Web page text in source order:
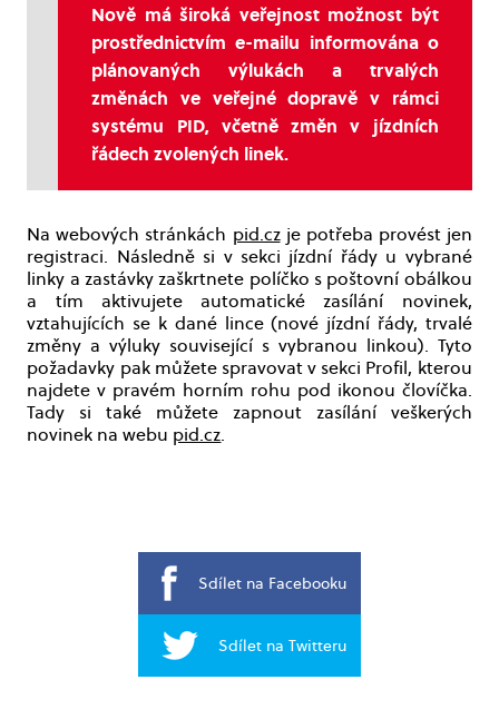
Nově má široká veřejnost možnost být
prostřednictvím e-mailu informována o
plánovaných výlukách a trvalých
změnách ve veřejné dopravě v rámci
systému PID, včetně změn v jízdních
řádech zvolených linek.
Na webových stránkách pid.czje potřeba provést jen
registraci. Následně si v sekci jízdní řády u vybrané
linky a zastávky zaškrtnete políčko s poštovní obálkou
a tím aktivujete automatické zasílání novinek,
vztahujících se k dané lince (nové jízdní řády, trvalé
změny a výluky související s vybranou linkou). Tyto
požadavky pak můžete spravovat v sekci Profil, kterou
najdete v pravém horním rohu pod ikonou človíčka.
Tady si také můžete zapnout zasílání veškerých
novinek na webu pid.cz.
Sdílet na Facebooku
Sdílet na Twitteru